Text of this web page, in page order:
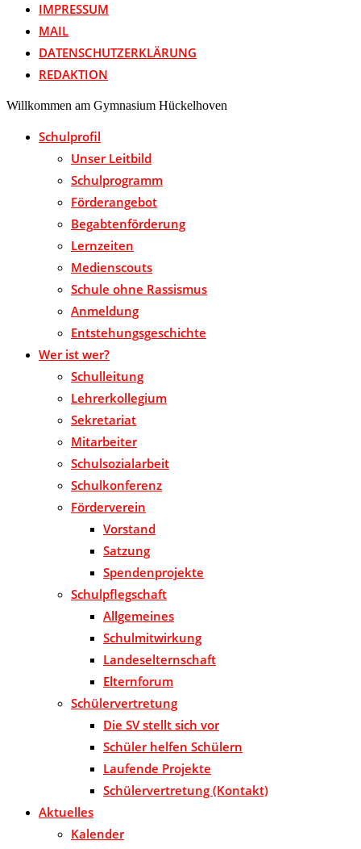
IMPRESSUM
MAIL
DATENSCHUTZERKLÄRUNG
REDAKTION
Willkommen am Gymnasium Hückelhoven
Schulprofil
Unser Leitbild
Schulprogramm
Förderangebot
Begabtenförderung
Lernzeiten
Medienscouts
Schule ohne Rassismus
Anmeldung
Entstehungsgeschichte
Wer ist wer?
Schulleitung
Lehrerkollegium
Sekretariat
Mitarbeiter
Schulsozialarbeit
Schulkonferenz
Förderverein
Vorstand
Satzung
Spendenprojekte
Schulpflegschaft
Allgemeines
Schulmitwirkung
Landeselternschaft
Elternforum
Schülervertretung
Die SV stellt sich vor
Schüler helfen Schülern
Laufende Projekte
Schülervertretung (Kontakt)
Aktuelles
Kalender